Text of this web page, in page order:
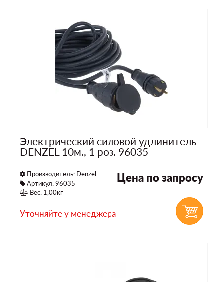
Электрический силовой удлинитель
DENZEL 10м., 1 роз. 96035
Производитель: Denzel
Артикул: 96035
Вес: 1,00кг
Цена по запросу
Уточняйте у менеджера